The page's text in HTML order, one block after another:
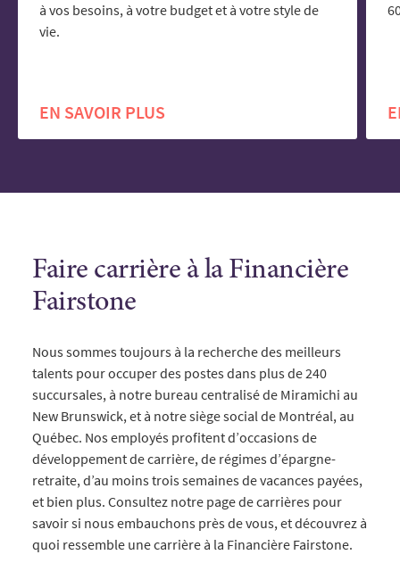
à vos besoins, à votre budget et à votre style de
vie.
EN SAVOIR PLUS
Faire carrière à la Financière
Fairstone
Nous sommes toujours à la recherche des meilleurs
talents pour occuper des postes dans plus de 240
succursales, à notre bureau centralisé de Miramichi au
New Brunswick, et à notre siège social de Montréal, au
Québec. Nos employés profitent d’occasions de
développement de carrière, de régimes d’épargne-
retraite, d’au moins trois semaines de vacances payées,
et bien plus. Consultez notre page de carrières pour
savoir si nous embauchons près de vous, et découvrez à
quoi ressemble une carrière à la Financière Fairstone.